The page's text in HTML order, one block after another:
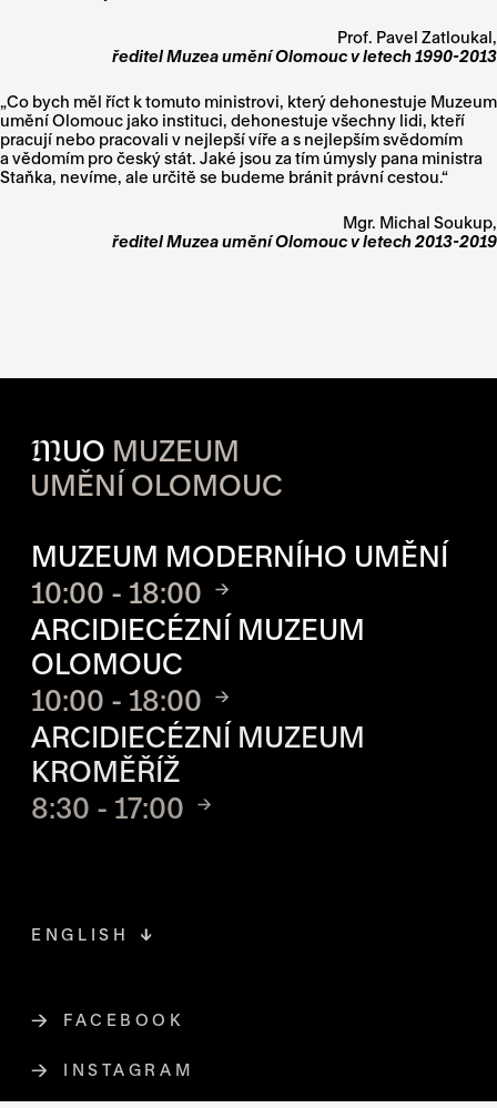
Prof. Pavel Zatloukal,
ředitel Muzea umění Olomouc v letech 1990-2013
„Co bych měl říct k tomuto ministrovi, který dehonestuje Muzeum
umění Olomouc jako instituci, dehonestuje všechny lidi, kteří
pracují nebo pracovali v nejlepší víře a s nejlepším svědomím
a vědomím pro český stát. Jaké jsou za tím úmysly pana ministra
Staňka, nevíme, ale určitě se budeme bránit právní cestou.“
Mgr. Michal Soukup,
ředitelMuzea umění Olomouc v letech 2013-2019
MUO MUZEUM
UMĚNÍ OLOMOUC
MUZEUM MODERNÍHO UMĚNÍ
10:00 - 18:00
ARCIDIECÉZNÍ MUZEUM
OLOMOUC
10:00 - 18:00
ARCIDIECÉZNÍ MUZEUM
KROMĚŘÍŽ
8:30 - 17:00
FACEBOOKODKAZ SE OTEVŘE NA NOVÉ
INSTAGRAMODKAZ SE OTEVŘE NA NOVÉ
ENGLISH